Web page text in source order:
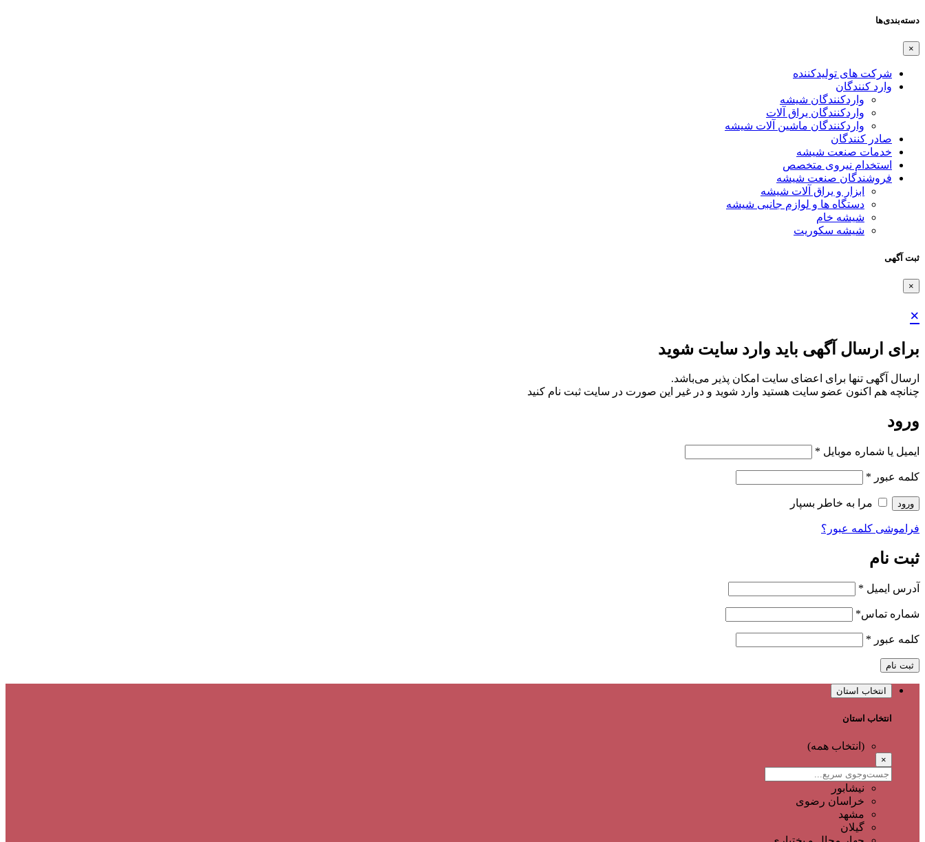
دسته‌بندی‌ها
×
شرکت های تولیدکننده
وارد کنندگان
واردکنندگان شیشه
واردکنندگان یراق آلات
واردکنندگان ماشین آلات شیشه
صادر کنندگان
خدمات صنعت شیشه
استخدام نیروی متخصص
فروشندگان صنعت شیشه
ابزار و یراق آلات شیشه
دستگاه ها و لوازم جانبی شیشه
شیشه خام
شیشه سکوریت
ثبت آگهی
×
×
برای ارسال آگهی باید وارد سایت شوید
ارسال آگهی تنها برای اعضای سایت امکان پذیر می‌باشد.
چنانچه هم‌ اکنون عضو سایت هستید وارد شوید و در غیر این صورت در سایت ثبت نام کنید
ورود
ایمیل یا شماره موبایل *
کلمه عبور *
ورود مرا به خاطر بسپار
فراموشی کلمه عبور؟
ثبت نام
آدرس ایمیل *
شماره تماس*
کلمه عبور *
ثبت نام
انتخاب استان
انتخاب استان
(انتخاب همه)
×
نیشابور
خراسان رضوی
مشهد
گیلان